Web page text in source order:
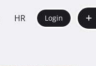
HR Login